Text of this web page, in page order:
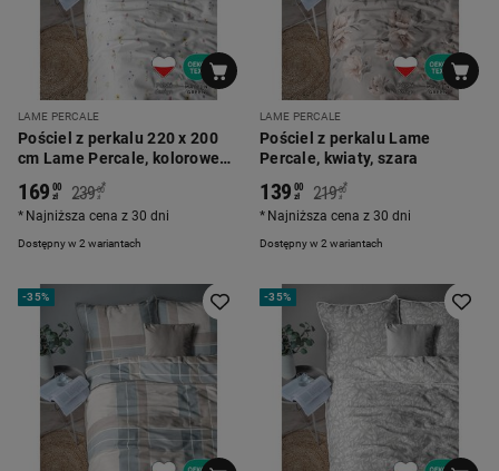
LAME PERCALE
Pościel z perkalu 220 x 200
cm Lame Percale, kolorowe
kwiatki, biała
Dostępny w 2 wariantach
169 00
zł 239 00
zł
*
Najniższa cena z 30 dni
LAME PERCALE
Pościel z perkalu Lame
Percale, kwiaty, szara
Dostępny w 2 wariantach
139 00
zł 219 00
zł
*
Najniższa cena z 30 dni
-35% -35%